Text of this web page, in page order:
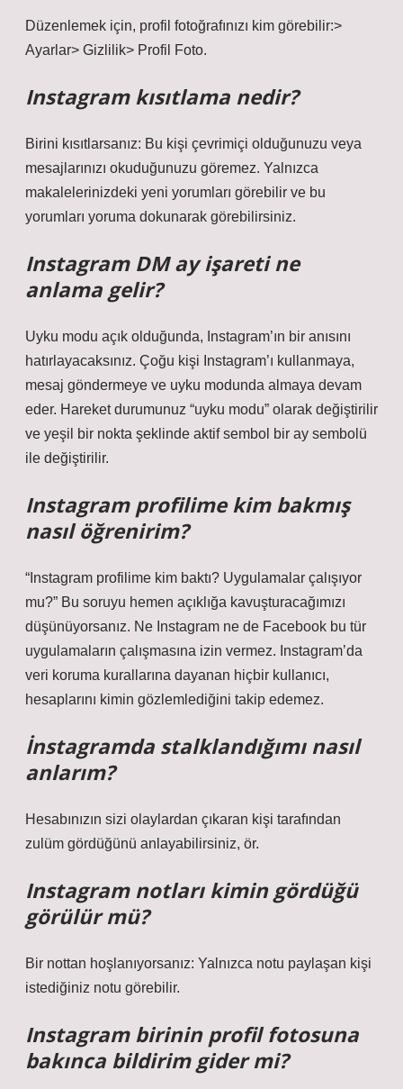
Düzenlemek için, profil fotoğrafınızı kim görebilir:>
Ayarlar> Gizlilik> Profil Foto.
Instagram kısıtlama nedir?
Birini kısıtlarsanız: Bu kişi çevrimiçi olduğunuzu veya
mesajlarınızı okuduğunuzu göremez. Yalnızca
makalelerinizdeki yeni yorumları görebilir ve bu
yorumları yoruma dokunarak görebilirsiniz.
Instagram DM ay işareti ne
anlama gelir?
Uyku modu açık olduğunda, Instagram’ın bir anısını
hatırlayacaksınız. Çoğu kişi Instagram’ı kullanmaya,
mesaj göndermeye ve uyku modunda almaya devam
eder. Hareket durumunuz “uyku modu” olarak değiştirilir
ve yeşil bir nokta şeklinde aktif sembol bir ay sembolü
ile değiştirilir.
Instagram profilime kim bakmış
nasıl öğrenirim?
“Instagram profilime kim baktı? Uygulamalar çalışıyor
mu?” Bu soruyu hemen açıklığa kavuşturacağımızı
düşünüyorsanız. Ne Instagram ne de Facebook bu tür
uygulamaların çalışmasına izin vermez. Instagram’da
veri koruma kurallarına dayanan hiçbir kullanıcı,
hesaplarını kimin gözlemlediğini takip edemez.
İnstagramda stalklandığımı nasıl
anlarım?
Hesabınızın sizi olaylardan çıkaran kişi tarafından
zulüm gördüğünü anlayabilirsiniz, ör.
Instagram notları kimin gördüğü
görülür mü?
Bir nottan hoşlanıyorsanız: Yalnızca notu paylaşan kişi
istediğiniz notu görebilir.
Instagram birinin profil fotosuna
bakınca bildirim gider mi?